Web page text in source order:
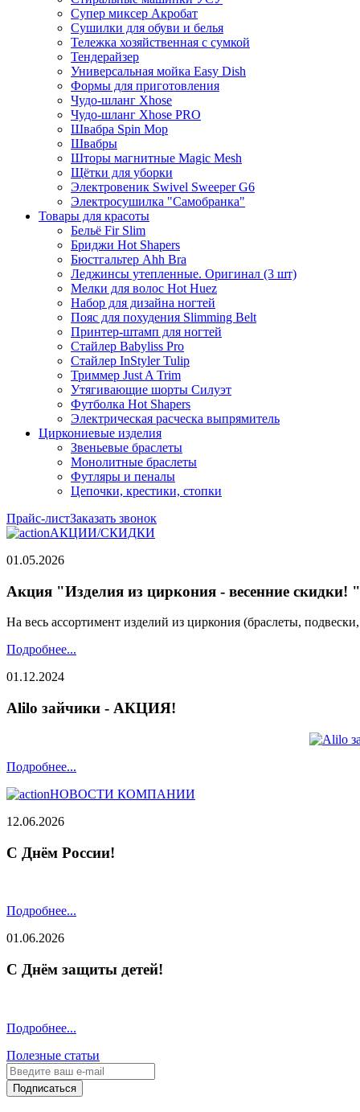
Супер миксер Акробат
Сушилки для обуви и белья
Тележка хозяйственная с сумкой
Тендерайзер
Универсальная мойка Easy Dish
Формы для приготовления
Чудо-шланг Xhose
Чудо-шланг Xhose PRO
Швабра Spin Mop
Швабры
Шторы магнитные Magic Mesh
Щётки для уборки
Электровеник Swivel Sweeper G6
Электросушилка "Самобранка"
Товары для красоты
Бельё Fir Slim
Бриджи Hot Shapers
Бюстгальтер Ahh Bra
Леджинсы утепленные. Оригинал (3 шт)
Мелки для волос Hot Huez
Набор для дизайна ногтей
Пояс для похудения Slimming Belt
Принтер-штамп для ногтей
Стайлер Babyliss Pro
Стайлер InStyler Tulip
Триммер Just A Trim
Утягивающие шорты Силуэт
Футболка Hot Shapers
Электрическая расческа выпрямитель
Циркониевые изделия
Звеньевые браслеты
Монолитные браслеты
Футляры и пеналы
Цепочки, крестики, стопки
Прайс-листЗаказать звонок
АКЦИИ/СКИДКИ
01.05.2026
Акция "Изделия из циркония - весенние скидки! "
На весь ассортимент изделий из циркония (браслеты,
Подробнее...
01.12.2024
Alilo зайчики - АКЦИЯ!
Подробнее...
НОВОСТИ КОМПАНИИ
12.06.2026
С Днём России!
Подробнее...
01.06.2026
С Днём защиты детей!
Подробнее...
Полезные статьи
Подписаться